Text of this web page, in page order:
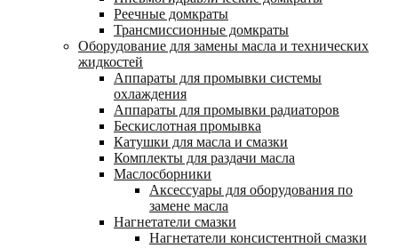
Реечные домкраты
Трансмиссионные домкраты
Оборудование для замены масла и технических
жидкостей
Аппараты для промывки системы
охлаждения
Аппараты для промывки радиаторов
Бескислотная промывка
Катушки для масла и смазки
Комплекты для раздачи масла
Маслосборники
Аксессуары для оборудования по
замене масла
Нагнетатели смазки
Нагнетатели консистентной смазки